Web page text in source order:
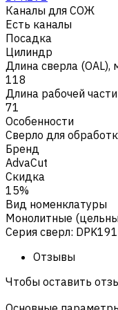
Каналы для СОЖ
Есть каналы
Посадка
Цилиндр
Длина сверла (OAL),
118
Длина рабочей
71
Особенности
Сверло для
Бренд
AdvaCut
Скидка
15%
Вид номенклатуры
Монолитные
Серия сверл: DPK191
Отзывы
Чтобы оставить